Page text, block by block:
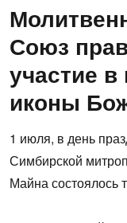
Союз
участие
иконы
1 июля, в день
Симбирской
Майна состоялось